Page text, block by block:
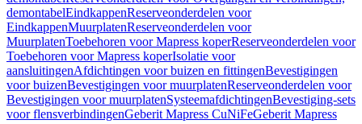
demontabelEindkappenReserveonderdelen voor
EindkappenMuurplatenReserveonderdelen voor
MuurplatenToebehoren voor Mapress koperReserveonderdelen voor
Toebehoren voor Mapress koperIsolatie voor
aansluitingenAfdichtingen voor buizen en fittingenBevestigingen
voor buizenBevestigingen voor muurplatenReserveonderdelen voor
Bevestigingen voor muurplatenSysteemafdichtingenBevestiging-sets
voor flensverbindingenGeberit Mapress CuNiFeGeberit Mapress